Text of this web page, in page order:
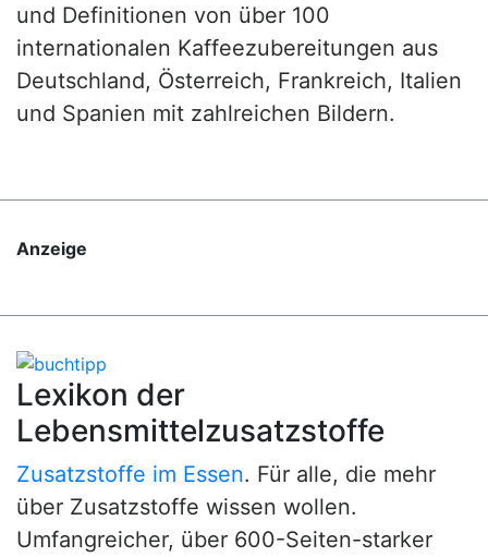
und Definitionen von über 100
internationalen Kaffeezubereitungen aus
Deutschland, Österreich, Frankreich, Italien
und Spanien mit zahlreichen Bildern.
Anzeige
Lexikon der
Lebensmittelzusatzstoffe
Zusatzstoffe im Essen. Für alle, die mehr
über Zusatzstoffe wissen wollen.
Umfangreicher, über 600-Seiten-starker